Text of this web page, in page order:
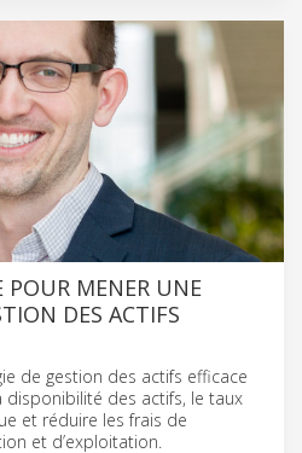
POUR MENER UNE
DES ACTIFS
de gestion des actifs efficace
des actifs, le taux
et réduire les frais de
et d’exploitation.